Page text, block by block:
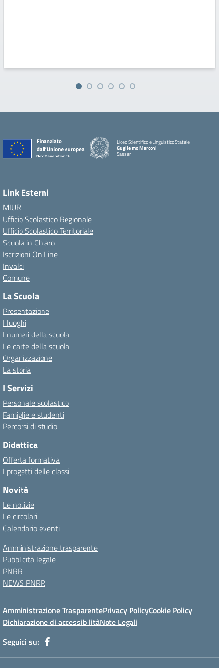
Liceo Scientifico e Linguistico Statale
Guglielmo Marconi
Sassari
Link Esterni
MIUR
Ufficio Scolastico Regionale
Ufficio Scolastico Territoriale
Scuola in Chiaro
Iscrizioni On Line
Invalsi
Comune
La Scuola
Presentazione
I luoghi
I numeri della scuola
Le carte della scuola
Organizzazione
La storia
I Servizi
Personale scolastico
Famiglie e studenti
Percorsi di studio
Didattica
Offerta formativa
I progetti delle classi
Novità
Le notizie
Le circolari
Calendario eventi
Amministrazione trasparente
Pubblicità legale
PNRR
NEWS PNRR
Amministrazione TrasparentePrivacy PolicyCookie Policy
Dichiarazione di accessibilitàNote Legali
Seguici su: